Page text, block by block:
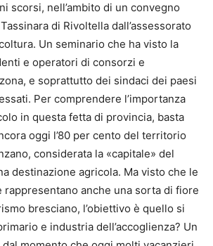
scorsi, nell’ambito di un convegno
di Rivoltella dall’assessorato
Un seminario che ha visto la
e operatori di consorzi e
e soprattutto dei sindaci dei paesi
Per comprendere l’importanza
in questa fetta di provincia, basta
oggi l’80 per cento del territorio
considerata la «capitale» del
destinazione agricola. Ma visto che le
rappresentano anche una sorta di fiore
bresciano, l’obiettivo è quello si
e industria dell’accoglienza? Un